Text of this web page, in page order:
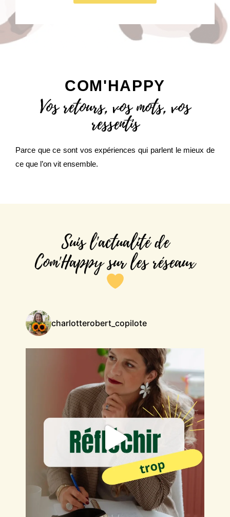
COM'HAPPY
Vos retours, vos mots, vos
ressentis
Parce que ce sont vos expériences qui parlent le mieux de
ce que l’on vit ensemble.
Suis l'actualité de
Com'Happy sur les réseaux
charlotterobert_copilote